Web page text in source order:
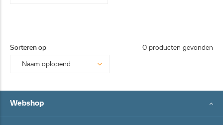
Sorteren op 0 producten gevonden
Webshop